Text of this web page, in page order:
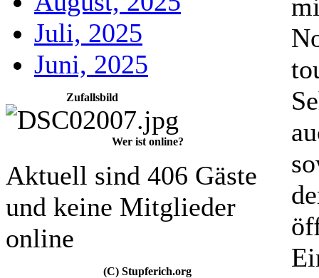
Juli, 2025
Juni, 2025
Zufallsbild
Wer ist online?
Aktuell sind 406 Gäste
und keine Mitglieder
online
(C) Stupferich.org